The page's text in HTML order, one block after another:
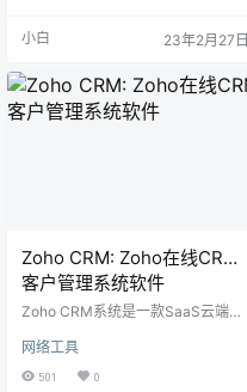
Pipedrive提供了一套强大的工具，
索到交易，直至客户满意度的追
踪。这些工具可帮助销售团队更好
地管理销售机会、跟进客户、实现
小白 23年2月27日
Zoho CRM: Zoho在线CRM
客户管理系统软件
Zoho CRM系统是一款SaaS云端在
M系统国际大奖。180多个国家的25
万+企业在Zoho CRM系统帮助下，
管理客户关系，提高销售线索转化
网络工具
501 0